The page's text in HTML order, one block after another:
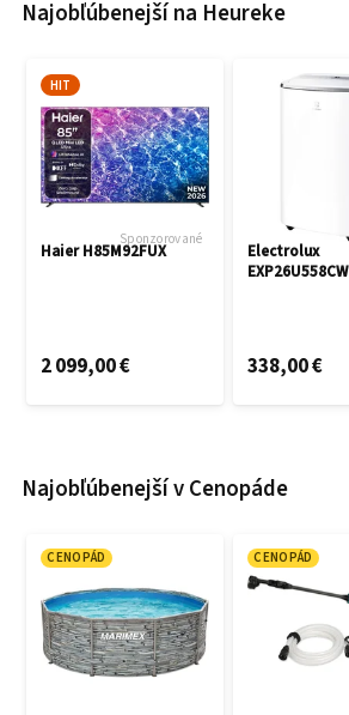
Najobľúbenejší na Heureke
HIT
Sponzorované
Haier H85M92FUX
2 099,00 €
Electrolux
EXP26U558CW
338,00 €
Najobľúbenejší v Cenopáde
CENOPÁD CENOPÁD